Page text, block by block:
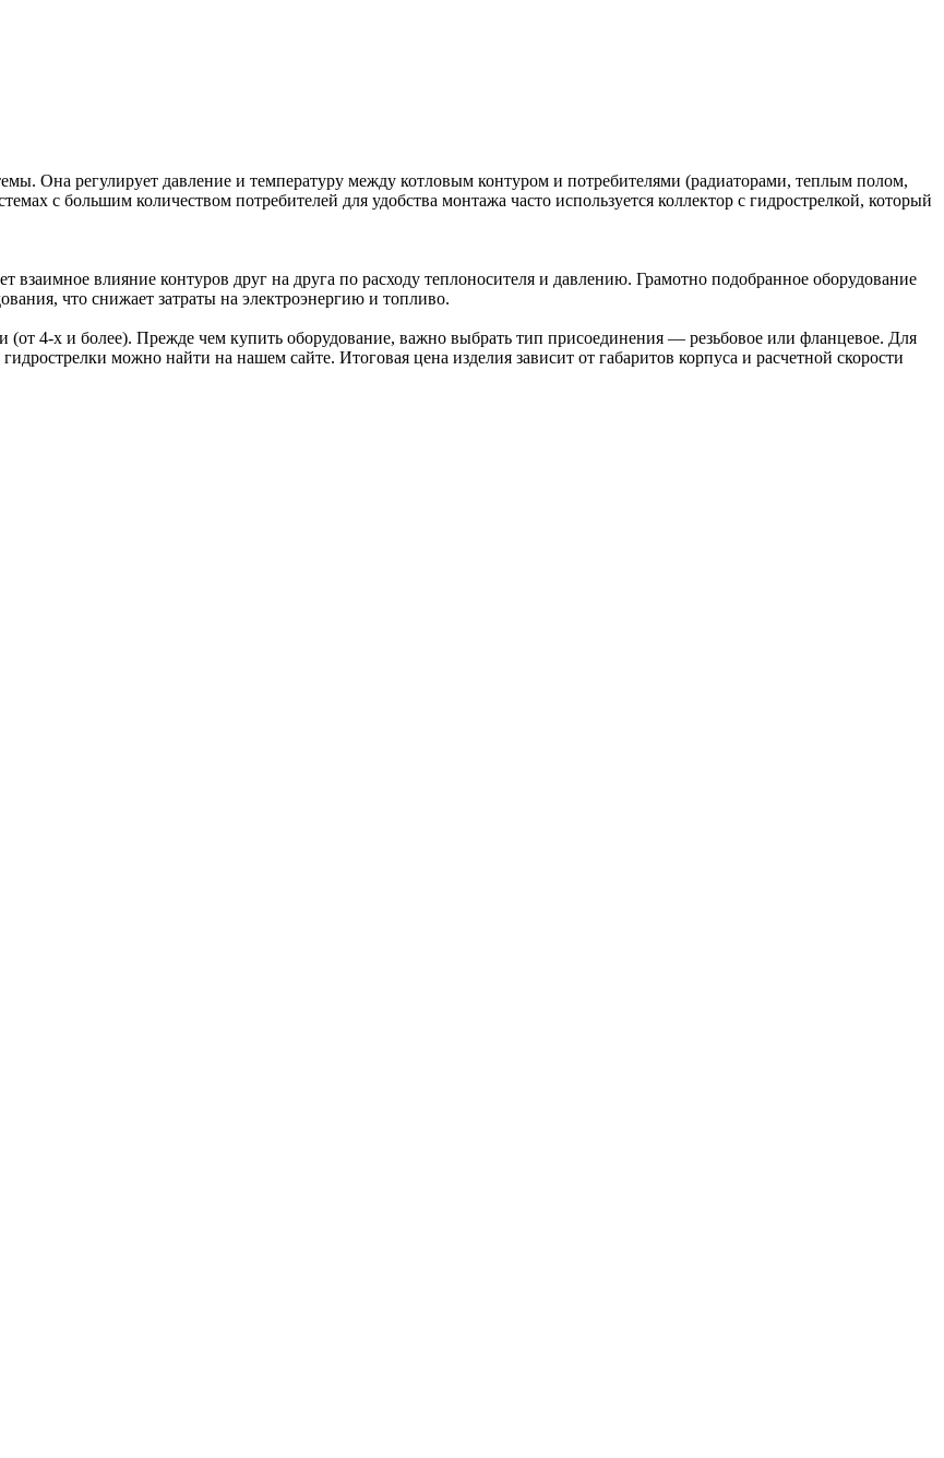
Она регулирует давление и температуру между котловым контуром и потребителями (радиаторами, теплым полом,
с большим количеством потребителей для удобства монтажа часто используется коллектор с гидрострелкой, который
влияние контуров друг на друга по расходу теплоносителя и давлению. Грамотно подобранное оборудование
что снижает затраты на электроэнергию и топливо.
(от 4-х и более). Прежде чем купить оборудование, важно выбрать тип присоединения — резьбовое или фланцевое. Для
можно найти на нашем сайте. Итоговая цена изделия зависит от габаритов корпуса и расчетной скорости